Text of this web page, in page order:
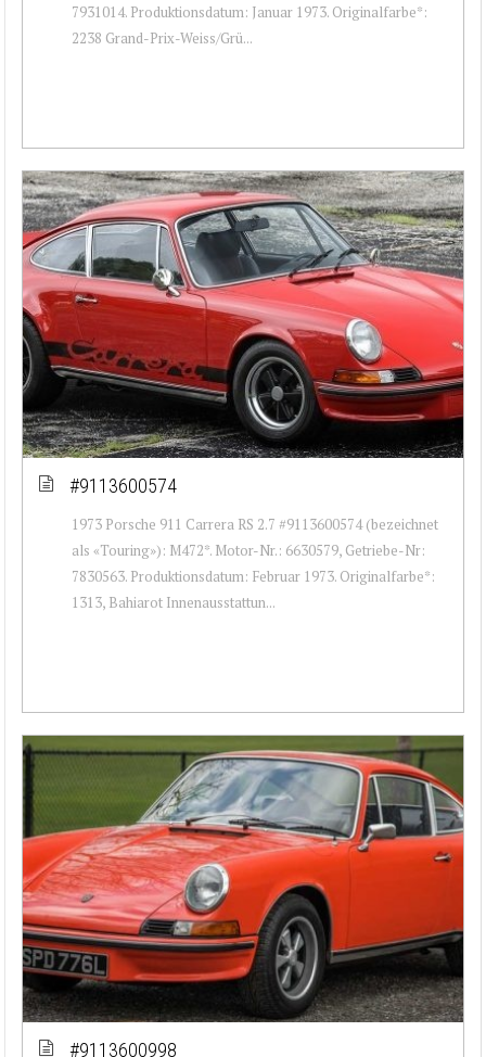
7931014. Produktionsdatum: Januar 1973. Originalfarbe*:
2238 Grand-Prix-Weiss/Grü...
#9113600574
1973 Porsche 911 Carrera RS 2.7 #9113600574 (bezeichnet
als «Touring»): M472*. Motor-Nr.: 6630579, Getriebe-Nr:
7830563. Produktionsdatum: Februar 1973. Originalfarbe*:
1313, Bahiarot Innenausstattun...
#9113600998